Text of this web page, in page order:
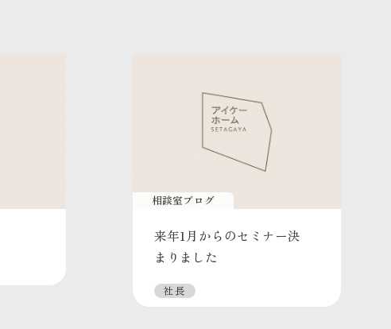
相談室ブログ
来年1月からのセミナー決
まりました
社長